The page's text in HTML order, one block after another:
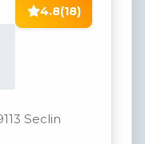
4.8(18)
Seclin